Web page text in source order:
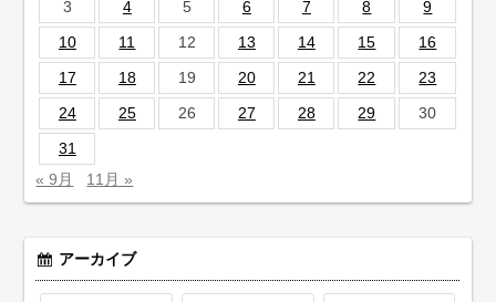
3
4 5 6 7 8
9
10
11 12 13 14 15
16
17
18 19 20 21 22
23
24
25 26 27 28 29
30
31
« 9月
11月 »
アーカイブ